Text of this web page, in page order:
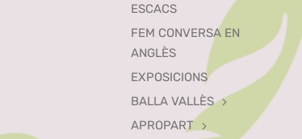
ESCACS
FEM CONVERSA EN
ANGLÈS
EXPOSICIONS
BALLA VALLÈS
APROPART